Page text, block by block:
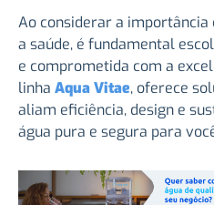
Ao considerar a importância
a saúde, é fundamental
e comprometida com a
linha Aqua Vitae, oferece
aliam eficiência, design e
água pura e segura para